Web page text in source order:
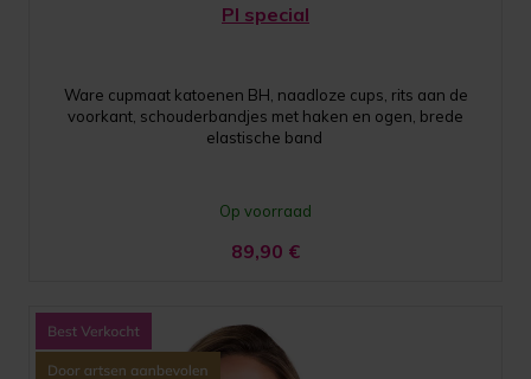
PI special
Ware cupmaat katoenen BH, naadloze cups, rits aan de
voorkant, schouderbandjes met haken en ogen, brede
elastische band
Op voorraad
89,90 €